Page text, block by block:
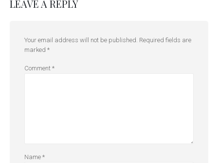
LEAVE A REPLY
Your email address will not be published. Required fields are
marked *
Comment *
Name *